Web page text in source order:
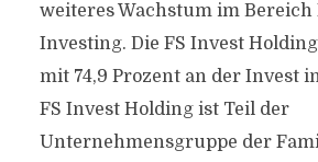
weiteres Wachstum im Bereich
Investing. Die FS Invest
mit 74,9 Prozent an der Invest
FS Invest Holding ist Teil der
Unternehmensgruppe der